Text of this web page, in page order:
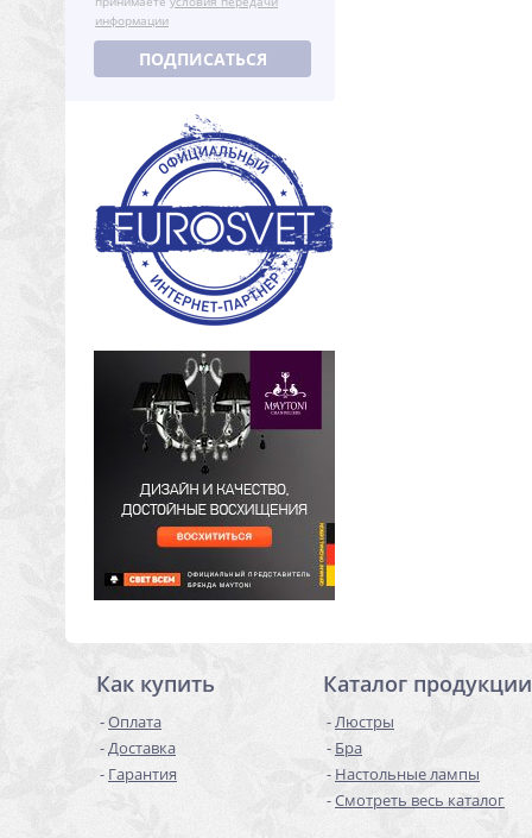
информации
ПОДПИСАТЬСЯ
Как купить
Оплата
Доставка
Гарантия
Каталог продукции
Люстры
Бра
Настольные лампы
Смотреть весь каталог